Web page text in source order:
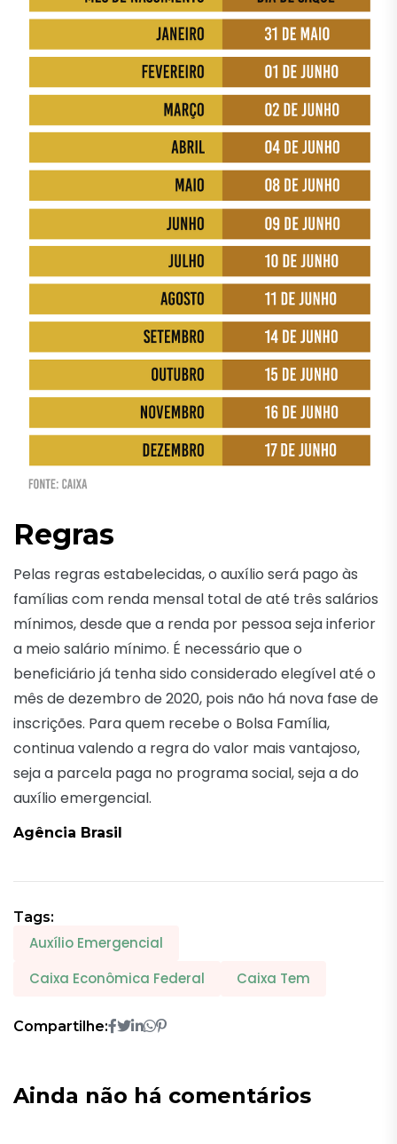
Regras
Pelas regras estabelecidas, o auxílio será pago às
famílias com renda mensal total de até três salários
mínimos, desde que a renda por pessoa seja inferior
a meio salário mínimo. É necessário que o
beneficiário já tenha sido considerado elegível até o
mês de dezembro de 2020, pois não há nova fase de
inscrições. Para quem recebe o Bolsa Família,
continua valendo a regra do valor mais vantajoso,
seja a parcela paga no programa social, seja a do
auxílio emergencial.
Agência Brasil
Tags:
Auxílio Emergencial
Caixa Econômica Federal
Caixa Tem
Compartilhe:
Ainda não há comentários